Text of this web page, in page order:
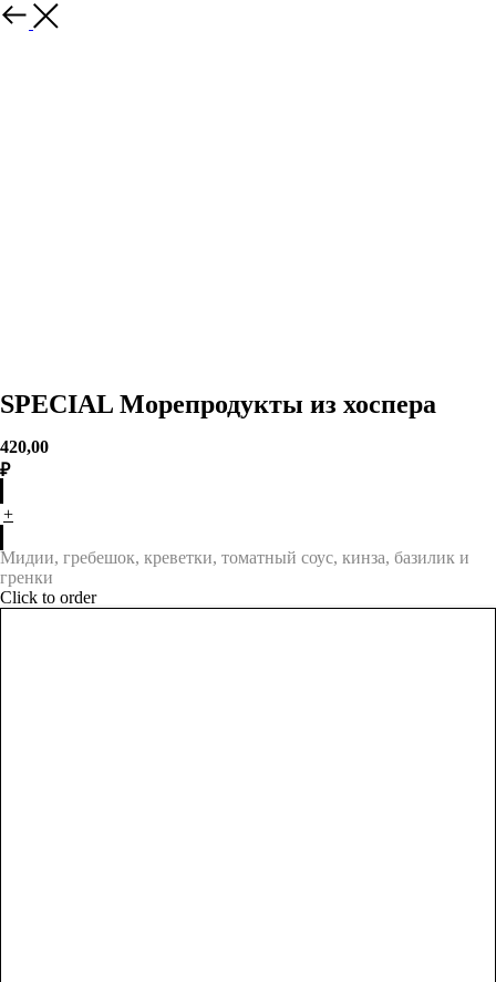
back
SPECIAL Морепродукты из хоспера
420,00
₽
+
Мидии, гребешок, креветки, томатный соус, кинза, базилик и
гренки
Click to order